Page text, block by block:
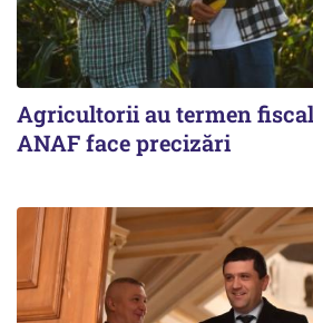
Agricultorii au termen fiscal
ANAF face precizări